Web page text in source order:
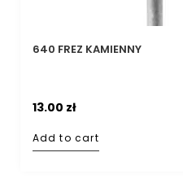
640 FREZ KAMIENNY
13.00 zł
Add to cart